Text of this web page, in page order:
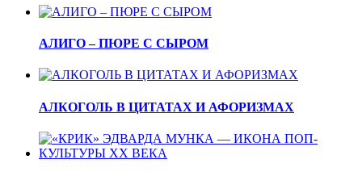
АЛИГО – ПЮРЕ С СЫРОМ
АЛКОГОЛЬ В ЦИТАТАХ И АФОРИЗМАХ